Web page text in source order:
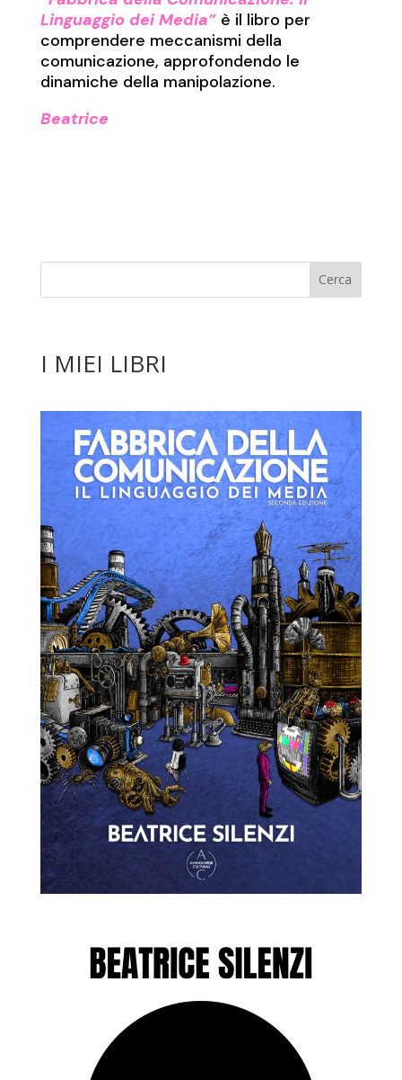
Linguaggio dei Media”è il libro per
comprendere meccanismi della
comunicazione, approfondendo le
dinamiche della manipolazione.
Beatrice
I MIEI LIBRI